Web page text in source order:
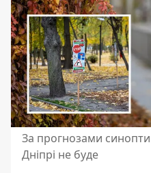
За прогнозами
Дніпрі не буде